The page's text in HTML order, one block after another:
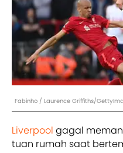
Fabinho / Laurence Griffiths/
Liverpool gagal
tuan rumah saat